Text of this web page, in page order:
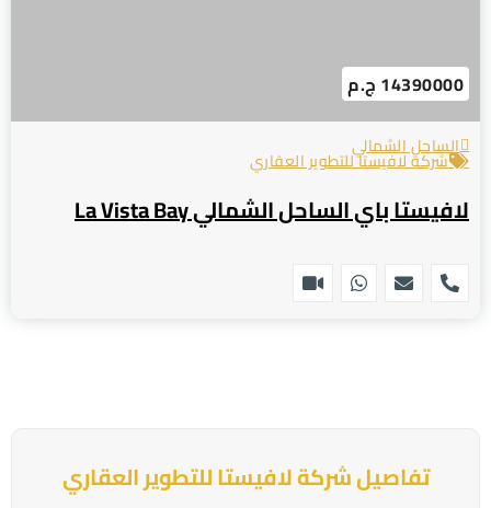
14390000 ج.م
الساحل الشمالي
شركة لافيستا للتطوير العقاري
لافيستا باي الساحل الشمالي La Vista Bay
تفاصيل شركة لافيستا للتطوير العقاري